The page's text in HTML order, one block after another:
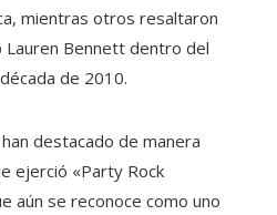
mientras otros resaltaron
Lauren Bennett dentro del
de 2010.
destacado de manera
ejerció «Party Rock
aún se reconoce como uno